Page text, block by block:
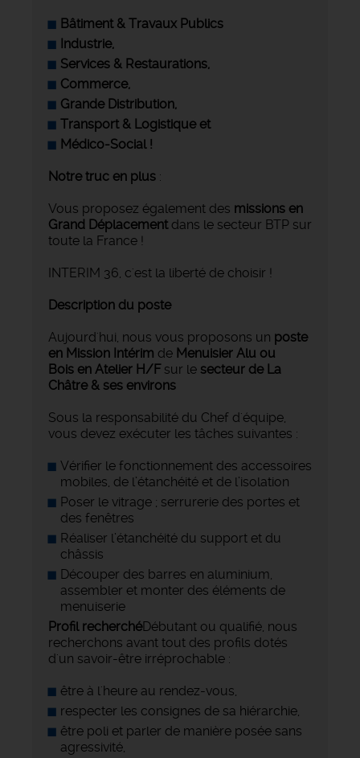
Bâtiment & Travaux Publics
Industrie,
Services & Restaurations,
Commerce,
Grande Distribution,
Transport & Logistique et
Médico-Social !
Notre truc en plus :
Vous proposez également des missions en
Grand Déplacementdans le secteur BTP sur
toute la France !
INTERIM 36, c'est la liberté de choisir !
Description du poste
Aujourd'hui, nous vous proposons un poste
en Mission Intérim de Menuisier Alu ou
Bois en Atelier H/Fsur le secteur de La
Châtre & ses environs
Sous la responsabilité du Chef d'équipe,
vous devez exécuter les tâches suivantes :
Vérifier le fonctionnement des accessoires
mobiles, de l’étanchéité et de l’isolation
Poser le vitrage ; serrurerie des portes et
des fenêtres
Réaliser l’étanchéité du support et du
châssis
Découper des barres en aluminium,
assembler et monter des éléments de
menuiserie
Profil recherchéDébutant ou qualifié, nous
recherchons avant tout des profils dotés
d'un savoir-être irréprochable :
être à l'heure au rendez-vous,
respecter les consignes de sa hiérarchie,
être poli et parler de manière posée sans
agressivité,